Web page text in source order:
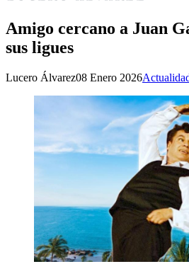
Amigo cercano a Juan
sus ligues
Lucero Álvarez08 Enero 2026